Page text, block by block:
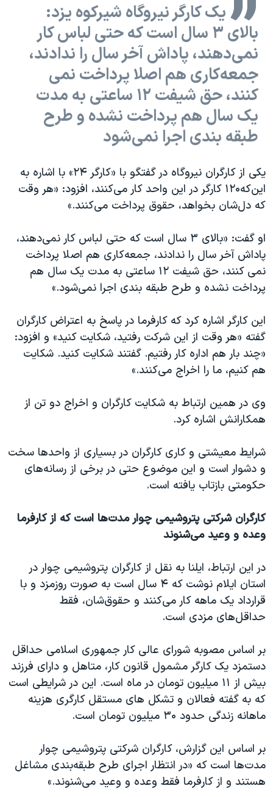
یک کارگر نیروگاه شیرکوه یزد:
بالای ۳ سال است که حتی لباس کار
نمی‌دهند، پاداش آخر سال را ندادند،
جمعه‌کاری هم اصلا پرداخت نمی
کنند، حق شیفت ۱۲ ساعتی به مدت
یک سال هم پرداخت نشده و طرح
طبقه بندی اجرا نمی‌شود
یکی از کارگران نیروگاه در گفتگو با «کارگر ۲۴» با اشاره به
این‌که۱۲۰ کارگر در این واحد کار می‌کنند، افزود: «هر وقت
که دل‌شان بخواهد، حقوق پرداخت می‌کنند.»
او گفت: «بالای ۳ سال است که حتی لباس کار نمی‌دهند،
پاداش آخر سال را ندادند، جمعه‌کاری هم اصلا پرداخت
نمی کنند، حق شیفت ۱۲ ساعتی به مدت یک سال هم
پرداخت نشده و طرح طبقه بندی اجرا نمی‌شود.»
این کارگر اشاره کرد که کارفرما در پاسخ به اعتراض کارگران
گفته «هر وقت از این شرکت رفتید، شکایت کنید» و افزود:
«چند بار هم اداره کار‌ رفتیم. گفتند شکایت کنید. شکایت
هم کنیم، ما را اخراج می‌کنند.»
وی در همین ارتباط به شکایت کارگران و اخراج دو تن از
همکارانش اشاره کرد.
شرایط معیشتی و کاری کارگران در بسیاری از واحدها سخت
و دشوار است و این موضوع حتی در برخی از رسانه‌های
حکومتی بازتاب یافته است.
کارگران شرکتی پتروشیمی چوار مدت‌ها است که از کارفرما
وعده و وعید می‌شنوند
در این ارتباط، ایلنا به نقل از کارگران پتروشیمی چوار در
استان ایلام نوشت که ۴ سال است به صورت روزمزد و با
قرارداد یک ماهه کار می‌کنند و حقوق‌شان، فقط
حداقل‌های مزدی ا‌ست.
بر اساس مصوبه شورای عالی کار جمهوری اسلامی حداقل
دستمزد یک کارگر مشمول قانون کار، متاهل و دارای فرزند
بیش از ۱۱ میلیون تومان در ماه است. این در شرایطی است
که به گفته فعالان و تشکل های مستقل کارگری هزینه
ماهانه زندگی حدود ۳۰ میلیون تومان است.
بر اساس این گزارش، کارگران شرکتی پتروشیمی چوار
مدت‌ها است که «در انتظار اجرای طرح طبقه‌بندی مشاغل
هستند و از کارفرما فقط وعده و وعید می‌شنوند.»